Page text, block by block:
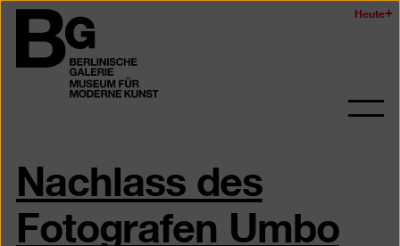
Zum
Seiteninhalt
springen
Berlinischen
Galerie
Heute
Nachlass des
Fotografen Umbo